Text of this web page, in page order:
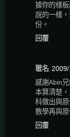
據你的樣
說的一樣
份。
回覆
匿名
感謝Abin
本算清楚
科做出與
教學再與
回覆